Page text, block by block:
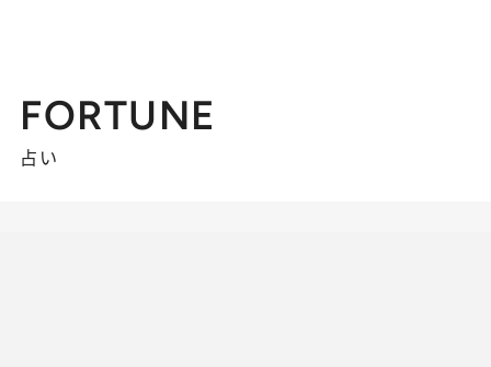
FORTUNE
占い